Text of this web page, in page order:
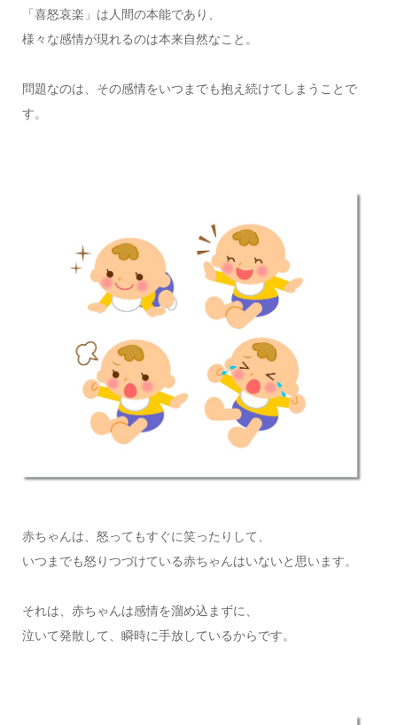
「喜怒哀楽」は人間の本能であり、
様々な感情が現れるのは本来自然なこと。
問題なのは、その感情をいつまでも抱え続けてしまうことで
す。
赤ちゃんは、怒ってもすぐに笑ったりして、
いつまでも怒りつづけている赤ちゃんはいないと思います。
それは、赤ちゃんは感情を溜め込まずに、
泣いて発散して、瞬時に手放しているからです。